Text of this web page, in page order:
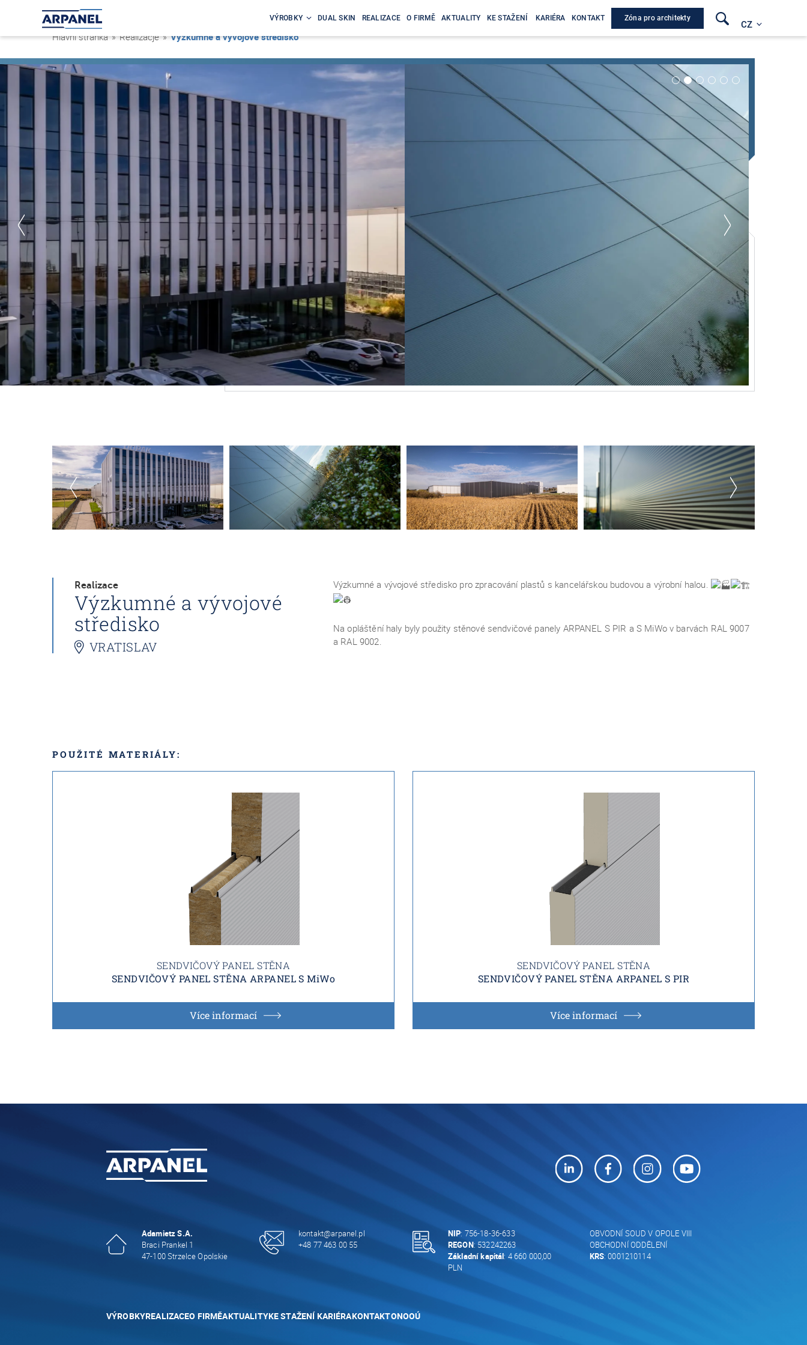
VÝROBKY DUAL SKIN REALIZACE O FIRMĚ AKTUALITY KE STAŽENÍ KARIÉRA KONTAKT Zóna pro architekty
CZ
Hlavní stránka » Realizacje »Výzkumné a vývojové středisko
Realizace
Výzkumné a vývojové
středisko
VRATISLAV
Výzkumné a vývojové středisko pro zpracování plastů s kancelářskou budovou a výrobní halou.
Na opláštění haly byly použity stěnové sendvičové panely ARPANEL S PIR a S MiWo v barvách RAL 9007
a RAL 9002.
POUŽITÉ MATERIÁLY:
SENDVIČOVÝ PANEL STĚNA
SENDVIČOVÝ PANEL STĚNA ARPANEL S MiWo
Více informací
SENDVIČOVÝ PANEL STĚNA
SENDVIČOVÝ PANEL STĚNA ARPANEL S PIR
Více informací
Adamietz S.A.
Braci Prankel 1
47-100 Strzelce Opolskie
kontakt@arpanel.pl
+48 77 463 00 55
NIP: 756-18-36-633
REGON: 532242263
Základní kapitál: 4 660 000,00
PLN
OBVODNÍ SOUD V OPOLE VIII
OBCHODNÍ ODDĚLENÍ
KRS: 0001210114
VÝROBKYREALIZACEO FIRMĚAKTUALITYKE STAŽENÍKARIÉRAKONTAKTONOOÚ